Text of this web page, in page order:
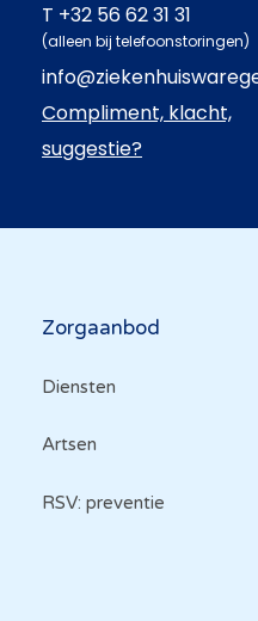
T +32 56 62 31 31
(alleen bij telefoonstoringen)
Compliment, klacht,
suggestie?
Hoofdnavigatie
Zorgaanbod
Diensten
Artsen
RSV: preventie